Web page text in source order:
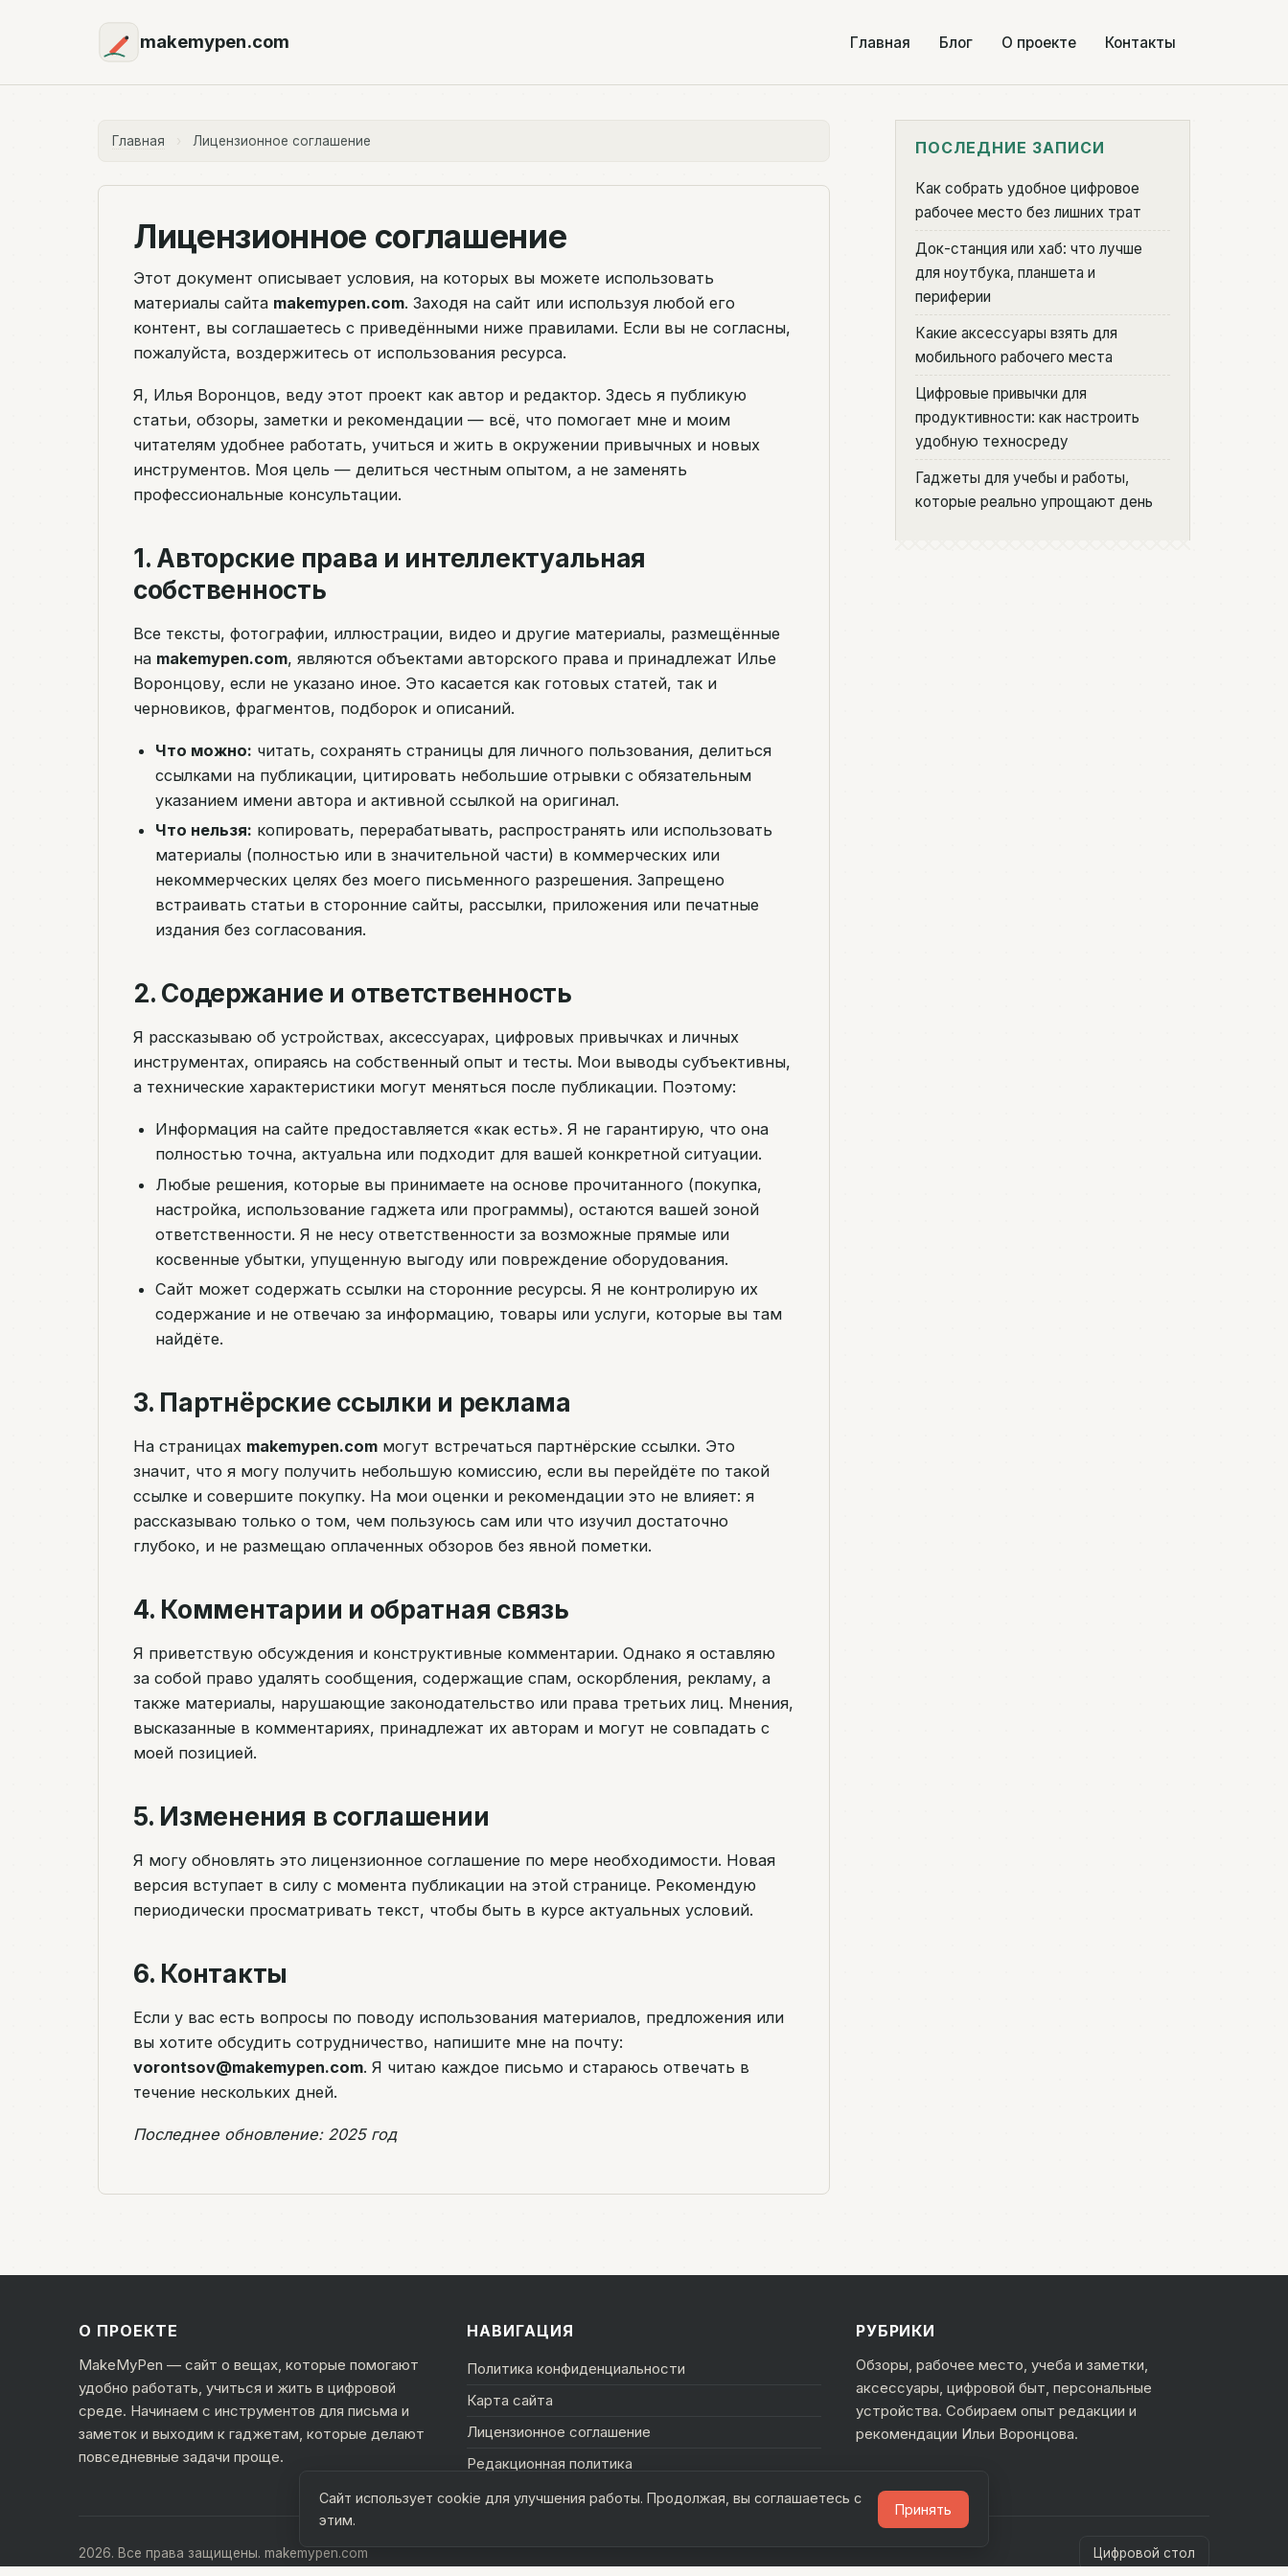
makemypen.com Главная Блог О проекте Контакты
Главная Лицензионное соглашение
Лицензионное соглашение
Этот документ описывает условия, на которых вы можете использовать
материалы сайта makemypen.com. Заходя на сайт или используя любой его
контент, вы соглашаетесь с приведёнными ниже правилами. Если вы не согласны,
пожалуйста, воздержитесь от использования ресурса.
Я, Илья Воронцов, веду этот проект как автор и редактор. Здесь я публикую
статьи, обзоры, заметки и рекомендации — всё, что помогает мне и моим
читателям удобнее работать, учиться и жить в окружении привычных и новых
инструментов. Моя цель — делиться честным опытом, а не заменять
профессиональные консультации.
1. Авторские права и интеллектуальная
собственность
Все тексты, фотографии, иллюстрации, видео и другие материалы, размещённые
на makemypen.com, являются объектами авторского права и принадлежат Илье
Воронцову, если не указано иное. Это касается как готовых статей, так и
черновиков, фрагментов, подборок и описаний.
Что можно: читать, сохранять страницы для личного пользования, делиться
ссылками на публикации, цитировать небольшие отрывки с обязательным
указанием имени автора и активной ссылкой на оригинал.
Что нельзя: копировать, перерабатывать, распространять или использовать
материалы (полностью или в значительной части) в коммерческих или
некоммерческих целях без моего письменного разрешения. Запрещено
встраивать статьи в сторонние сайты, рассылки, приложения или печатные
издания без согласования.
2. Содержание и ответственность
Я рассказываю об устройствах, аксессуарах, цифровых привычках и личных
инструментах, опираясь на собственный опыт и тесты. Мои выводы субъективны,
а технические характеристики могут меняться после публикации. Поэтому:
Информация на сайте предоставляется «как есть». Я не гарантирую, что она
полностью точна, актуальна или подходит для вашей конкретной ситуации.
Любые решения, которые вы принимаете на основе прочитанного (покупка,
настройка, использование гаджета или программы), остаются вашей зоной
ответственности. Я не несу ответственности за возможные прямые или
косвенные убытки, упущенную выгоду или повреждение оборудования.
Сайт может содержать ссылки на сторонние ресурсы. Я не контролирую их
содержание и не отвечаю за информацию, товары или услуги, которые вы там
найдёте.
3. Партнёрские ссылки и реклама
На страницах makemypen.com могут встречаться партнёрские ссылки. Это
значит, что я могу получить небольшую комиссию, если вы перейдёте по такой
ссылке и совершите покупку. На мои оценки и рекомендации это не влияет: я
рассказываю только о том, чем пользуюсь сам или что изучил достаточно
глубоко, и не размещаю оплаченных обзоров без явной пометки.
4. Комментарии и обратная связь
Я приветствую обсуждения и конструктивные комментарии. Однако я оставляю
за собой право удалять сообщения, содержащие спам, оскорбления, рекламу, а
также материалы, нарушающие законодательство или права третьих лиц. Мнения,
высказанные в комментариях, принадлежат их авторам и могут не совпадать с
моей позицией.
5. Изменения в соглашении
Я могу обновлять это лицензионное соглашение по мере необходимости. Новая
версия вступает в силу с момента публикации на этой странице. Рекомендую
периодически просматривать текст, чтобы быть в курсе актуальных условий.
6. Контакты
Если у вас есть вопросы по поводу использования материалов, предложения или
вы хотите обсудить сотрудничество, напишите мне на почту:
vorontsov@makemypen.com. Я читаю каждое письмо и стараюсь отвечать в
течение нескольких дней.
Последнее обновление: 2025 год
ПОСЛЕДНИЕ ЗАПИСИ
Как собрать удобное цифровое
рабочее место без лишних трат
Док-станция или хаб: что лучше
для ноутбука, планшета и
периферии
Какие аксессуары взять для
мобильного рабочего места
Цифровые привычки для
продуктивности: как настроить
удобную техносреду
Гаджеты для учебы и работы,
которые реально упрощают день
О ПРОЕКТЕ
MakeMyPen — сайт о вещах, которые помогают
удобно работать, учиться и жить в цифровой
среде. Начинаем с инструментов для письма и
заметок и выходим к гаджетам, которые делают
повседневные задачи проще.
НАВИГАЦИЯ
Политика конфиденциальности
Карта сайта
Лицензионное соглашение
Редакционная политика
РУБРИКИ
Обзоры, рабочее место, учеба и заметки,
аксессуары, цифровой быт, персональные
устройства. Собираем опыт редакции и
рекомендации Ильи Воронцова.
2026. Все права защищены. makemypen.com Цифровой стол
Сайт использует cookie для улучшения работы. Продолжая, вы соглашаетесь с
этим.
Принять